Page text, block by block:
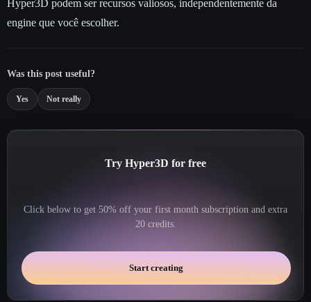
Hyper3D podem ser recursos valiosos, independentemente da
engine que você escolher.
Was this post useful?
Yes Not really
Try Hyper3D for free
Click below to get 50% off your first month subscription and extra
20 credits.
Start creating